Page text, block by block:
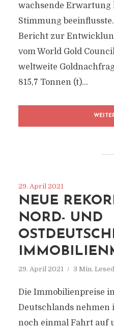
wachsende Erwartung
Stimmung
Bericht zur
vom World Gold
weltweite
815,7 Tonnen (t)...
29. April 2021
NEUE
NORD- UND
29. April 2021 3 Min.
Die Immobilienpreise
Deutschlands nehmen
noch einmal Fahrt auf